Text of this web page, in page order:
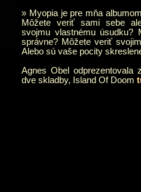
» Myopia je pre mňa
Môžete veriť sami sebe
svojmu vlastnému úsudku?
správne? Môžete veriť
Alebo sú vaše pocity
Agnes Obel odprezentovala
dve skladby, Island Of Doom